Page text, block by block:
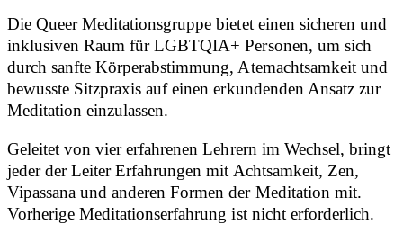
Die Queer Meditationsgruppe bietet einen sicheren und
inklusiven Raum für LGBTQIA+ Personen, um sich
durch sanfte Körperabstimmung, Atemachtsamkeit und
bewusste Sitzpraxis auf einen erkundenden Ansatz zur
Meditation einzulassen.
Geleitet von vier erfahrenen Lehrern im Wechsel, bringt
jeder der Leiter Erfahrungen mit Achtsamkeit, Zen,
Vipassana und anderen Formen der Meditation mit.
Vorherige Meditationserfahrung ist nicht erforderlich.